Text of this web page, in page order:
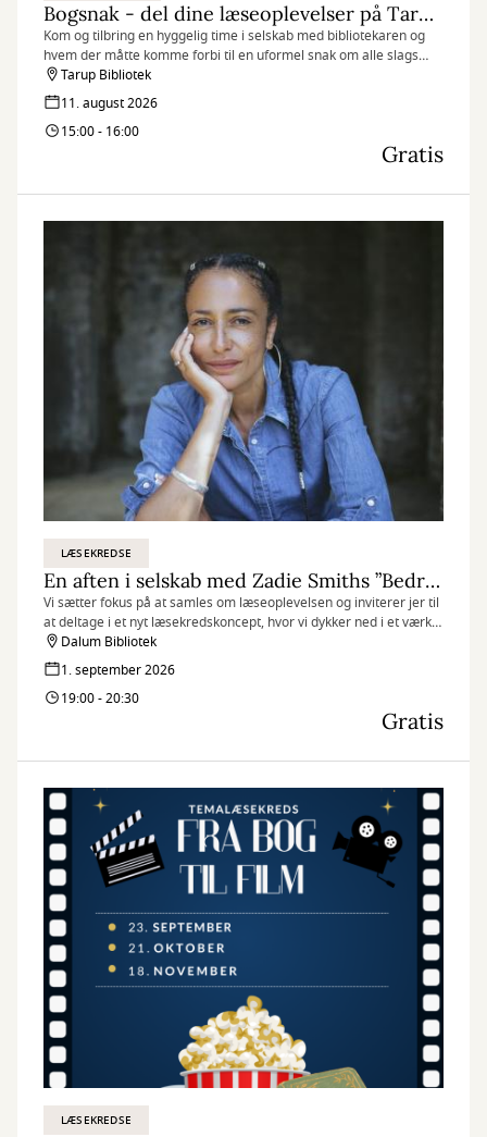
Bogsnak - del dine læseoplevelser på Tarup Bibliotek
Kom og tilbring en hyggelig time i selskab med bibliotekaren og
hvem der måtte komme forbi til en uformel snak om alle slags
læseoplevelser.
Tarup Bibliotek
11. august 2026
15:00 - 16:00
Gratis
LÆSEKREDSE
En aften i selskab med Zadie Smiths ”Bedrageren”
Vi sætter fokus på at samles om læseoplevelsen og inviterer jer til
at deltage i et nyt læsekredskoncept, hvor vi dykker ned i et værk
af modtageren af The Hans Christian Andersen Literature Award.
I år er det Zadie Smiths historiske og højaktuelle roman
”Bedrageren”.
Dalum Bibliotek
1. september 2026
19:00 - 20:30
Gratis
LÆSEKREDSE